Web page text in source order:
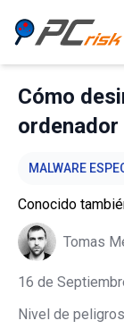
Cómo
ordenador
MALWARE
Conocido
Tomas
16 de
Nivel de